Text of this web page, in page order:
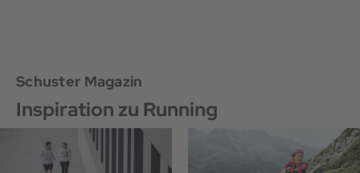
Schuster Magazin
Inspiration zu Running